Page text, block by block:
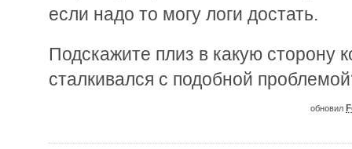
если надо то могу логи достать.
Подскажите плиз в какую сторону
сталкивался с подобной
обновил